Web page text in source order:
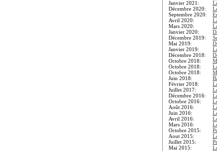
Janvier 2021:
Décembre 2020:
Septembre 2020:
Avril 2020:
Mars 2020:
Janvier 2020:
Décembre 2019:
Mai 2019:
Janvier 2019:
Décembre 2018:
Octobre 2018:
Octobre 2018:
Octobre 2018:
Juin 2018:
Février 2018:
Juillet 2017:
Décembre 2016:
Octobre 2016:
Août 2016:
Juin 2016:
Avril 2016:
Mars 2016:
Octobre 2015:
Aout 2015:
Juillet 2015:
Mai 2015: